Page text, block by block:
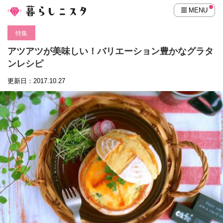
MENU
特集
アツアツが美味しい！バリエーション豊かなグラタ
ンレシピ
更新日：2017.10.27